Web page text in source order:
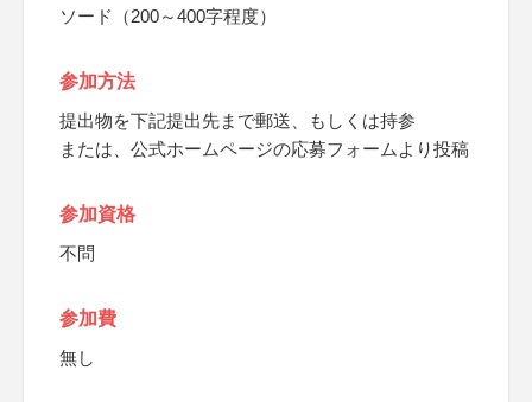
ソード（200～400字程度）
参加方法
提出物を下記提出先まで郵送、もしくは持参
または、公式ホームページの応募フォームより投稿
参加資格
不問
参加費
無し